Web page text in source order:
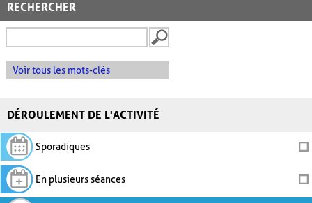
RECHERCHER
Voir tous les mots-clés
DÉROULEMENT DE L'ACTIVITÉ
Sporadiques
En plusieurs séances